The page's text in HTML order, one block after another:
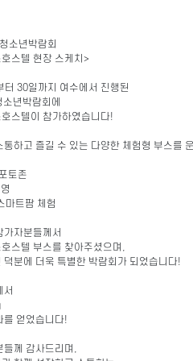
소년박람회
스텔 현장 스케치>
터 30일까지 여수에서 진행된
년박람회에
스텔이 참가하였습니다!
통하고 즐길 수 있는 다양한 체험형 부스를
토존
트팜 체험
가자분들께서
스텔 부스를 찾아주셨으며,
덕분에 더욱 특별한 박람회가 되었습니다!
서
를 얻었습니다!
께 감사드리며,